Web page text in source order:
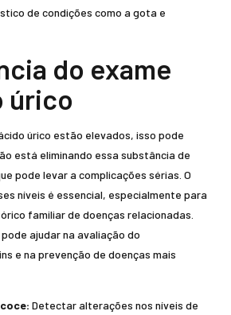
de condições como a gota e
do exame
úrico
úrico estão elevados, isso pode
está eliminando essa substância de
pode levar a complicações sérias. O
níveis é essencial, especialmente para
familiar de doenças relacionadas.
ajudar na avaliação do
e na prevenção de doenças mais
Detectar alterações nos níveis de